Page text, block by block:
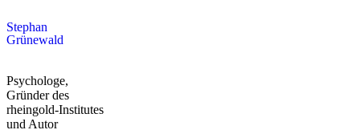
Stephan
Grünewald
Psychologe,
Gründer des
rheingold-Institutes
und Autor